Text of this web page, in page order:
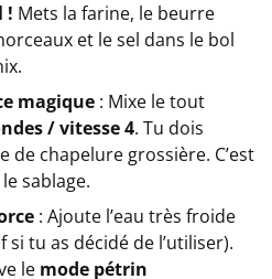
! Mets la farine, le beurre
et le sel dans le bol
magique : Mixe le tout
/ vitesse 4. Tu dois
de chapelure grossière. C’est
sablage.
: Ajoute l’eau très froide
si tu as décidé de l’utiliser).
le mode pétrin